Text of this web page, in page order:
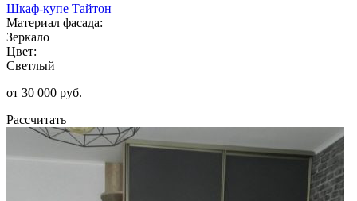
Шкаф-купе Тайтон
Материал фасада:
Зеркало
Цвет:
Светлый
от 30 000 руб.
Рассчитать